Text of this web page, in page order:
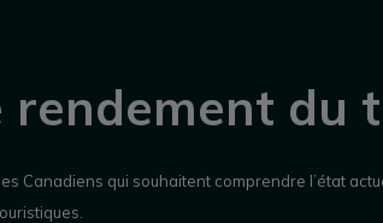
rendement du
Canadiens qui souhaitent comprendre l’état